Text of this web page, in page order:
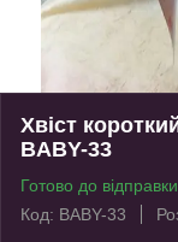
Хвіст
BABY-33
Готово до
Код: BABY-33